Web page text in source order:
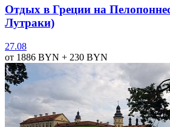
Отдых в Греции на
Лутраки)
27.08
от 1886 BYN + 230 BYN